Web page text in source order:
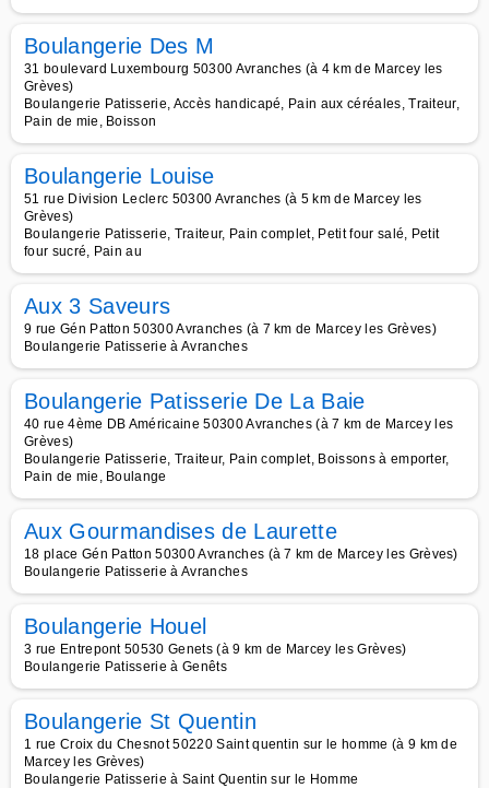
Boulangerie Des M
31 boulevard Luxembourg 50300 Avranches (à 4 km de Marcey les
Grèves)
Boulangerie Patisserie, Accès handicapé, Pain aux céréales, Traiteur,
Pain de mie, Boisson
Boulangerie Louise
51 rue Division Leclerc 50300 Avranches (à 5 km de Marcey les
Grèves)
Boulangerie Patisserie, Traiteur, Pain complet, Petit four salé, Petit
four sucré, Pain au
Aux 3 Saveurs
9 rue Gén Patton 50300 Avranches (à 7 km de Marcey les Grèves)
Boulangerie Patisserie à Avranches
Boulangerie Patisserie De La Baie
40 rue 4ème DB Américaine 50300 Avranches (à 7 km de Marcey les
Grèves)
Boulangerie Patisserie, Traiteur, Pain complet, Boissons à emporter,
Pain de mie, Boulange
Aux Gourmandises de Laurette
18 place Gén Patton 50300 Avranches (à 7 km de Marcey les Grèves)
Boulangerie Patisserie à Avranches
Boulangerie Houel
3 rue Entrepont 50530 Genets (à 9 km de Marcey les Grèves)
Boulangerie Patisserie à Genêts
Boulangerie St Quentin
1 rue Croix du Chesnot 50220 Saint quentin sur le homme (à 9 km de
Marcey les Grèves)
Boulangerie Patisserie à Saint Quentin sur le Homme